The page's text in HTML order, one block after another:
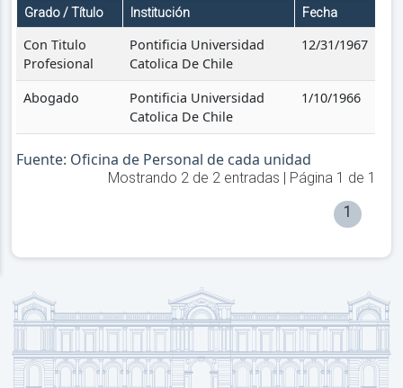
Grado / Título Institución Fecha
Con Titulo
Profesional
Pontificia Universidad
Catolica De Chile
12/31/1967
Abogado
Pontificia Universidad
Catolica De Chile
1/10/1966
Fuente: Oficina de Personal de cada unidad
Mostrando 2de 2entradas | Página 1 de 1
1